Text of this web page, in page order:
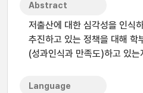
Abstract
저출산에 대한 심각성을 인식
추진하고 있는 정책을 대해 학
(성과인식과 만족도)하고 있
Language